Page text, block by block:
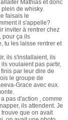
Mathias et donc
de whisky.
faisais le
il s'appelle?
inviter à rentrer chez
pour ça ils
tu les laisse rentrer et
ils s'installaient, ils
voulaient pas partir,
par leur dire de
le groupe de
Grace avec eux.
pas d'action , comme
ils attendent. Je
que on avait